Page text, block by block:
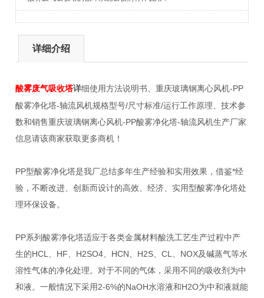
详细介绍
酸雾废气吸收塔详细使用方法说明书、重庆玻璃钢离心风机-PP
酸雾净化塔-轴流风机规格型号/尺寸标准/运行工作原理、技术参
数和销售重庆玻璃钢离心风机-PP酸雾净化塔-轴流风机生产厂家
信息请该商家获取更多商机！
PP型酸雾净化塔是我厂总结多年生产经验和实用效果，借鉴*经
验，不断改进、创新而设计的高效、经济、实用型酸雾净化塔处
理环保设备。
PP系列酸雾净化塔适应于各类金属材料酸洗工艺生产过程中产
生的HCL、HF、H2SO4、HCN、H2S、CL、NOX及碱蒸气等水
溶性气体的净化处理。对于不同的气体，采用不同的吸收剂为中
和液。一般情况下采用2-6%的NaOH水溶液和H2O为中和液就能